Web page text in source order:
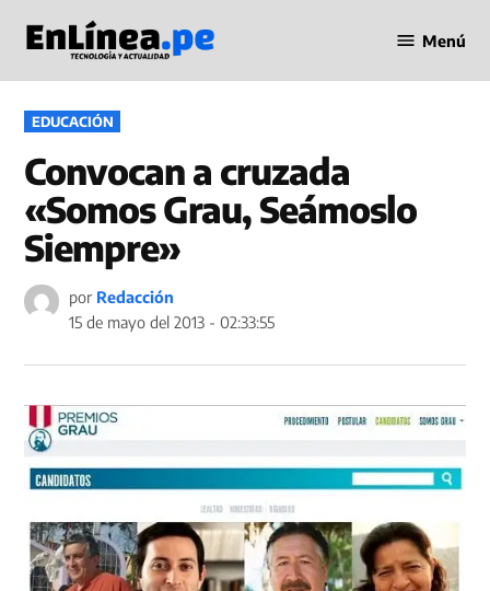
contenido
en Línea
Menú
PUBLICADO
EN
EDUCACIÓN
Convocan a cruzada
«Somos Grau, Seámoslo
Siempre»
por Redacción
15 de mayo del 2013 - 02:33:55